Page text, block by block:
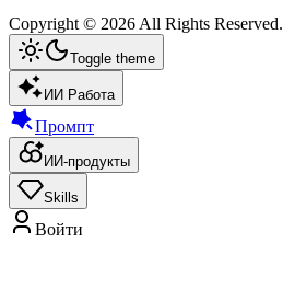
Copyright © 2026 All Rights Reserved.
Toggle theme
ИИ Работа
Промпт
ИИ-продукты
Skills
Войти